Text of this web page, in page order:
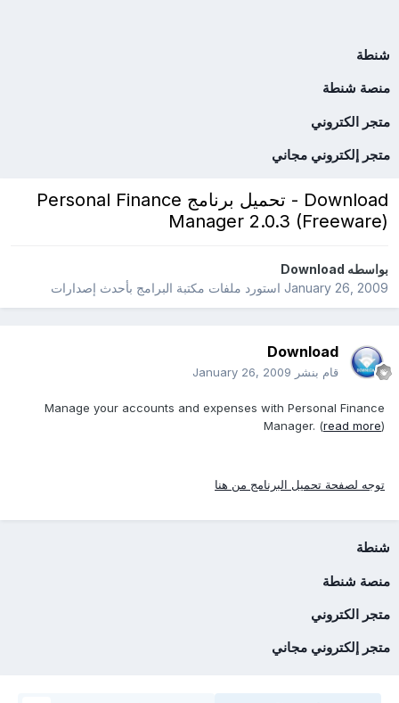
شنطة
منصة شنطة
متجر الكتروني
متجر إلكتروني مجاني
Download - تحميل برنامج Personal Finance
Manager 2.0.3 (Freeware)
بواسطهDownload
January 26, 2009استورد ملفات مكتبة البرامج بأحدث إصدارات
Download
قام بنشر January 26, 2009
Manage your accounts and expenses with Personal Finance
Manager. (read more
توجه لصفحة تحميل البرنامج من هنا
شنطة
منصة شنطة
متجر الكتروني
متجر إلكتروني مجاني